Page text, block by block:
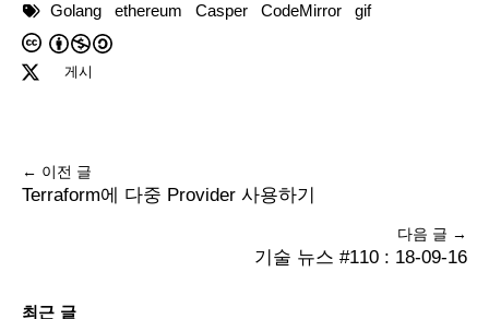
Golang
ethereum Casper CodeMirror gif
게시
← 이전 글
Terraform에 다중 Provider 사용하기
다음 글 →
기술 뉴스 #110 : 18-09-16
최근 글